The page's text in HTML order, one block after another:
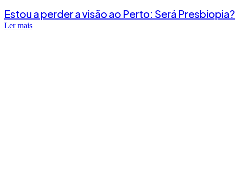
Estou a perder a visão ao Perto: Será Presbiopia?
Ler mais